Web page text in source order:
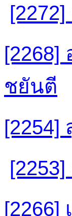
[2268]
ชยันตี
[2254]
[2266]